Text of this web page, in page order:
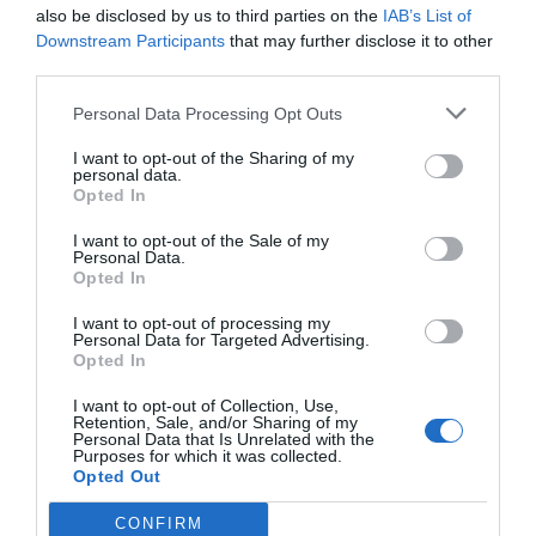
also be disclosed by us to third parties on the IAB’s List of
Downstream Participants that may further disclose it to other
Personal Data Processing Opt Outs
I want to opt-out of the Sharing of my
personal data.
Opted In
I want to opt-out of the Sale of my
Personal Data.
Opted In
I want to opt-out of processing my
Personal Data for Targeted Advertising.
Opted In
I want to opt-out of Collection, Use,
Retention, Sale, and/or Sharing of my
Personal Data that Is Unrelated with the
Purposes for which it was collected.
Opted Out
CONFIRM